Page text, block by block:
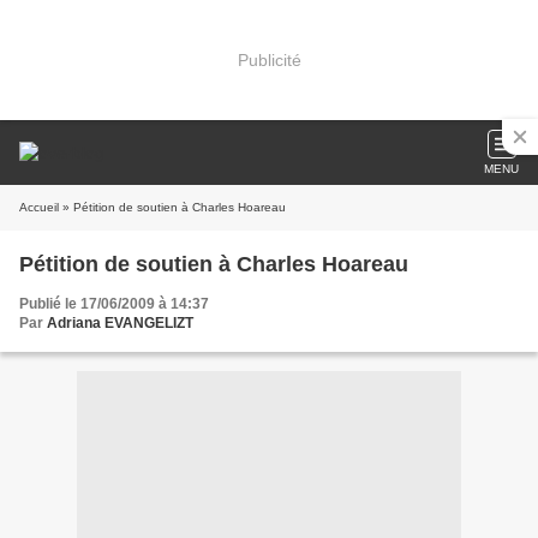
Publicité
MENU
Accueil » Pétition de soutien à Charles Hoareau
Pétition de soutien à Charles Hoareau
Publié le 17/06/2009 à 14:37
Par Adriana EVANGELIZT